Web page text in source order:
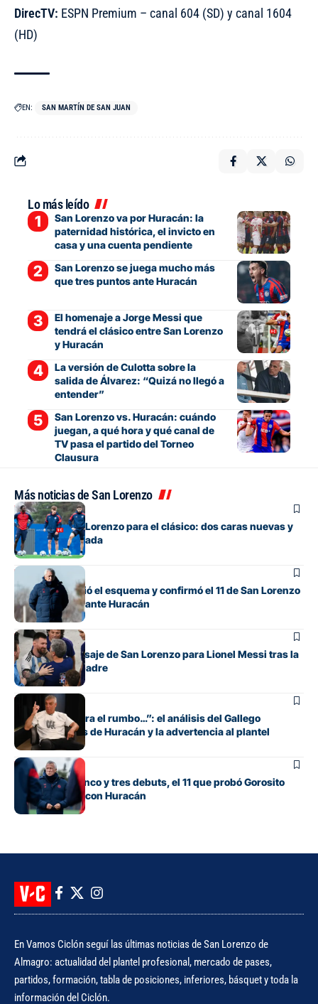
DirecTV: ESPN Premium – canal 604 (SD) y canal 1604
(HD)
EN: SAN MARTÍN DE SAN JUAN
Lo más leído
San Lorenzo va por Huracán: la
paternidad histórica, el invicto en
casa y una cuenta pendiente
San Lorenzo se juega mucho más
que tres puntos ante Huracán
El homenaje a Jorge Messi que
tendrá el clásico entre San Lorenzo
y Huracán
La versión de Culotta sobre la
salida de Álvarez: “Quizá no llegó a
entender”
San Lorenzo vs. Huracán: cuándo
juegan, a qué hora y qué canal de
TV pasa el partido del Torneo
Clausura
Más noticias de San Lorenzo
Fútbol
La lista de San Lorenzo para el clásico: dos caras nuevas y
una baja esperada
Fútbol
Gorosito cambió el esquema y confirmó el 11 de San Lorenzo
para el clásico ante Huracán
Fútbol
El sentido mensaje de San Lorenzo para Lionel Messi tras la
muerte de su padre
Fútbol
“Si no encuentra el rumbo…”: el análisis del Gallego
González antes de Huracán y la advertencia al plantel
Fútbol
Con línea de cinco y tres debuts, el 11 que probó Gorosito
para el clásico con Huracán
En Vamos Ciclón seguí las últimas noticias de San Lorenzo de
Almagro: actualidad del plantel profesional, mercado de pases,
partidos, formación, tabla de posiciones, inferiores, básquet y toda la
información del Ciclón.